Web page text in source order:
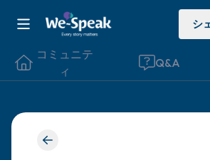
シ
コミュニテ
ィ
Q&A
座り心地の良い場所を見つけ